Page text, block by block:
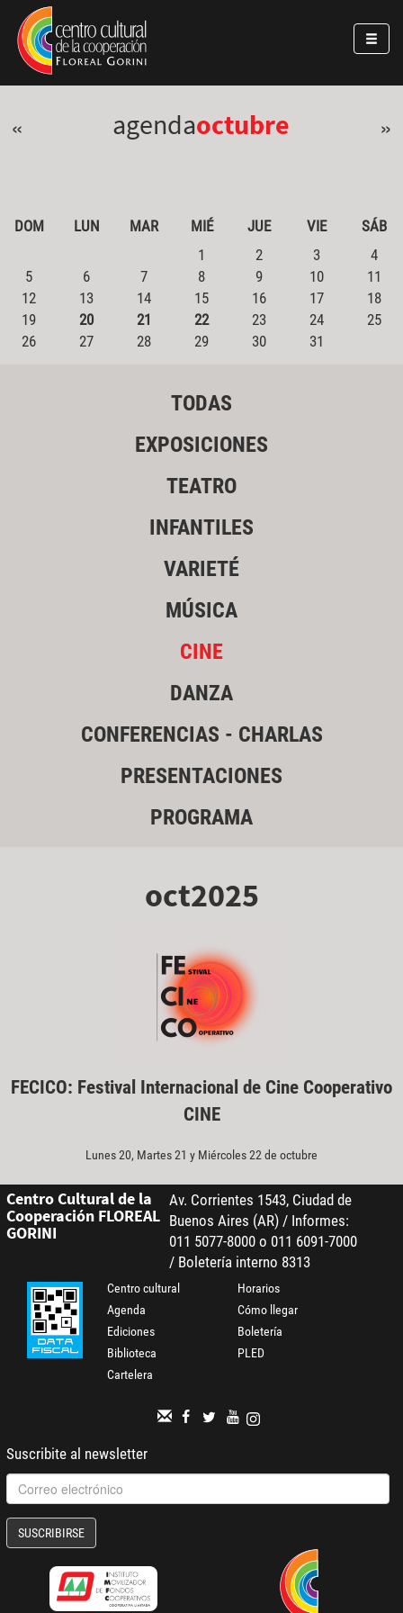
Pasar al contenido principal
Jump to main content
« agendaoctubre »
DOM LUN MAR MIÉ JUE VIE
SÁB
1
2 3
4
5
6 7 8 9 10
11
12
13 14 15 16 17
18
19
20 21 22 23 24
25
26
27 28 29 30 31
TODAS
EXPOSICIONES
TEATRO
INFANTILES
VARIETÉ
MÚSICA
CINE
DANZA
CONFERENCIAS - CHARLAS
PRESENTACIONES
PROGRAMA
oct2025
FECICO: Festival Internacional de Cine Cooperativo
CINE
Lunes 20, Martes 21 y Miércoles 22 de octubre
Centro Cultural de la
Cooperación FLOREAL
GORINI
Av. Corrientes 1543, Ciudad de
Buenos Aires (AR) / Informes:
011 5077-8000 o 011 6091-7000
/ Boletería interno 8313
Centro cultural
Agenda
Ediciones
Biblioteca
Cartelera
Horarios
Cómo llegar
Boletería
PLED
Suscribite al newsletter
SUSCRIBIRSE